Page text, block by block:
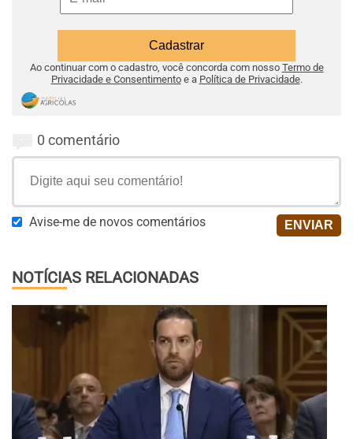
Ao continuar com o cadastro, você concorda com nosso Termo de
Privacidade e Consentimentoe a Política de Privacidade.
0 comentário
Avise-me de novos comentários
NOTÍCIAS RELACIONADAS